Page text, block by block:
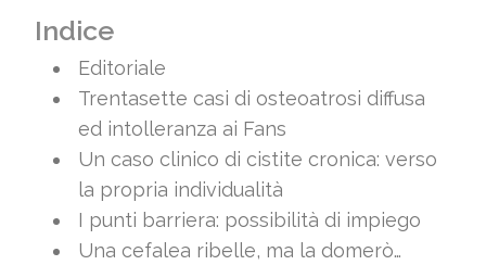
Indice
Editoriale
Trentasette casi di osteoatrosi diffusa
ed intolleranza ai Fans
Un caso clinico di cistite cronica: verso
la propria individualità
I punti barriera: possibilità di impiego
Una cefalea ribelle, ma la domerò…